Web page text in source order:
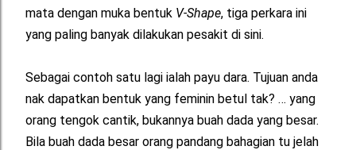
mata dengan muka bentuk V-Shape, tiga perkara ini
yang paling banyak dilakukan pesakit di sini.
Sebagai contoh satu lagi ialah payu dara. Tujuan anda
nak dapatkan bentuk yang feminin betul tak? … yang
orang tengok cantik, bukannya buah dada yang besar.
Bila buah dada besar orang pandang bahagian tu jelah